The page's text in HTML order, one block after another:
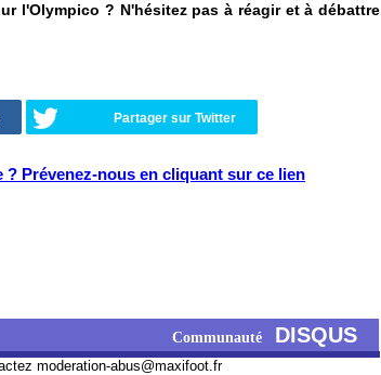
l'Olympico ? N'hésitez pas à réagir et à débattre
Partager sur Twitter
? Prévenez-nous en cliquant sur ce lien
Communauté DISQUS
moderation-abus@maxifoot.fr